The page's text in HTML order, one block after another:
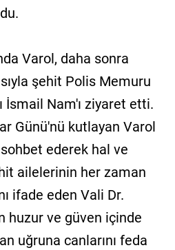
Varol, daha sonra
şehit Polis Memuru
İsmail Nam'ı ziyaret etti.
Günü'nü kutlayan Varol
ederek hal ve
ailelerinin her zaman
ifade eden Vali Dr.
huzur ve güven içinde
uğruna canlarını feda